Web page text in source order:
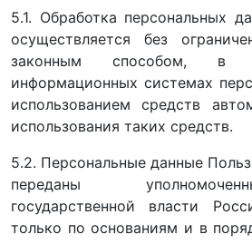
5.1. Обработка персональных
осуществляется без
законным способом,
информационных системах
использованием средств
использования таких средств.
5.2. Персональные данные
переданы
государственной власти
только по основаниям и в